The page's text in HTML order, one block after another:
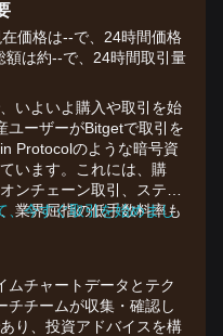
価格は--で、24時間価格
額は約--で、24時間取引量
いよいよ購入や取引を始
ユーザーがBitgetで取引を
Protocolのような暗号資
います。これには、購
ンチェーン取引、ステー
業界屈指の低手数料率も
、今すぐ取引を始めまし
ムチャートデータとテク
チチームが収集・確認し
り、投資アドバイスを構